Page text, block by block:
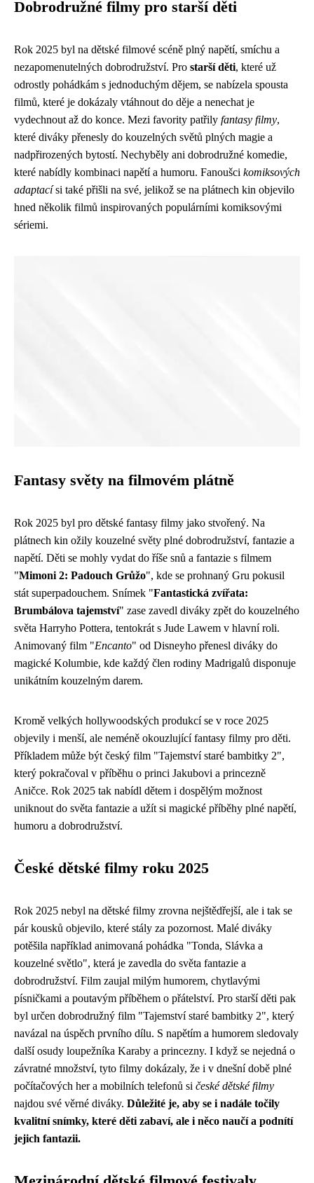
Dobrodružné filmy pro starší děti
Rok 2025 byl na dětské filmové scéně plný napětí, smíchu a
nezapomenutelných dobrodružství. Pro starší děti, které už
odrostly pohádkám s jednoduchým dějem, se nabízela spousta
filmů, které je dokázaly vtáhnout do děje a nenechat je
vydechnout až do konce. Mezi favority patřily fantasy filmy,
které diváky přenesly do kouzelných světů plných magie a
nadpřirozených bytostí. Nechyběly ani dobrodružné komedie,
které nabídly kombinaci napětí a humoru. Fanoušci komiksových
adaptacísi také přišli na své, jelikož se na plátnech kin objevilo
hned několik filmů inspirovaných populárními komiksovými
sériemi.
Fantasy světy na filmovém plátně
Rok 2025 byl pro dětské fantasy filmy jako stvořený. Na
plátnech kin ožily kouzelné světy plné dobrodružství, fantazie a
napětí. Děti se mohly vydat do říše snů a fantazie s filmem
"Mimoni 2: Padouch Grůžo", kde se prohnaný Gru pokusil
stát superpadouchem. Snímek "Fantastická zvířata:
Brumbálova tajemství" zase zavedl diváky zpět do kouzelného
světa Harryho Pottera, tentokrát s Jude Lawem v hlavní roli.
Animovaný film "Encanto" od Disneyho přenesl diváky do
magické Kolumbie, kde každý člen rodiny Madrigalů disponuje
unikátním kouzelným darem.
Kromě velkých hollywoodských produkcí se v roce 2025
objevily i menší, ale neméně okouzlující fantasy filmy pro děti.
Příkladem může být český film "Tajemství staré bambitky 2",
který pokračoval v příběhu o princi Jakubovi a princezně
Aničce. Rok 2025 tak nabídl dětem i dospělým možnost
uniknout do světa fantazie a užít si magické příběhy plné napětí,
humoru a dobrodružství.
České dětské filmy roku 2025
Rok 2025 nebyl na dětské filmy zrovna nejštědřejší, ale i tak se
pár kousků objevilo, které stály za pozornost. Malé diváky
potěšila například animovaná pohádka "Tonda, Slávka a
kouzelné světlo", která je zavedla do světa fantazie a
dobrodružství. Film zaujal milým humorem, chytlavými
písničkami a poutavým příběhem o přátelství. Pro starší děti pak
byl určen dobrodružný film "Tajemství staré bambitky 2", který
navázal na úspěch prvního dílu. S napětím a humorem sledovaly
další osudy loupežníka Karaby a princezny. I když se nejedná o
závratné množství, tyto filmy dokázaly, že i v dnešní době plné
počítačových her a mobilních telefonů si české dětské filmy
najdou své věrné diváky. Důležité je, aby se i nadále točily
kvalitní snímky, které děti zabaví, ale i něco naučí a podnítí
jejich fantazii.